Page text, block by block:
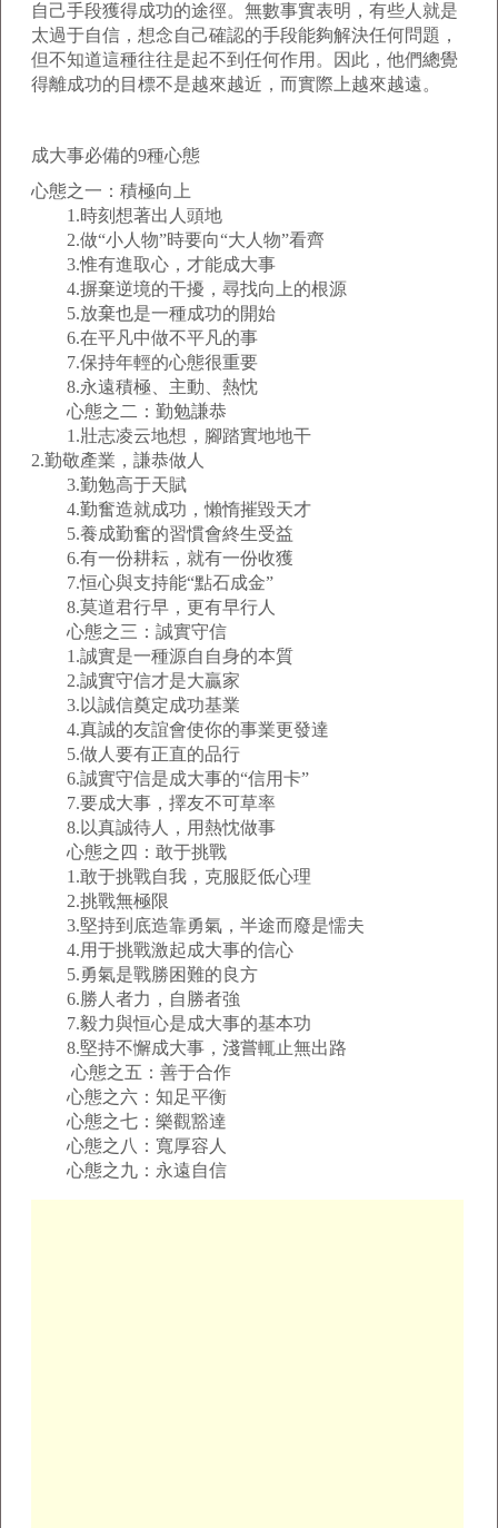
自己手段獲得成功的途徑。無數事實表明，有些人就是
太過于自信，想念自己確認的手段能夠解決任何問題，
但不知道這種往往是起不到任何作用。因此，他們總覺
得離成功的目標不是越來越近，而實際上越來越遠。
成大事必備的9種心態
心態之一：積極向上
1.時刻想著出人頭地
2.做“小人物”時要向“大人物”看齊
3.惟有進取心，才能成大事
4.摒棄逆境的干擾，尋找向上的根源
5.放棄也是一種成功的開始
6.在平凡中做不平凡的事
7.保持年輕的心態很重要
8.永遠積極、主動、熱忱
心態之二：勤勉謙恭
1.壯志凌云地想，腳踏實地地干
2.勤敬產業，謙恭做人
3.勤勉高于天賦
4.勤奮造就成功，懶惰摧毀天才
5.養成勤奮的習慣會終生受益
6.有一份耕耘，就有一份收獲
7.恒心與支持能“點石成金”
8.莫道君行早，更有早行人
心態之三：誠實守信
1.誠實是一種源自自身的本質
2.誠實守信才是大贏家
3.以誠信奠定成功基業
4.真誠的友誼會使你的事業更發達
5.做人要有正直的品行
6.誠實守信是成大事的“信用卡”
7.要成大事，擇友不可草率
8.以真誠待人，用熱忱做事
心態之四：敢于挑戰
1.敢于挑戰自我，克服貶低心理
2.挑戰無極限
3.堅持到底造靠勇氣，半途而廢是懦夫
4.用于挑戰激起成大事的信心
5.勇氣是戰勝困難的良方
6.勝人者力，自勝者強
7.毅力與恒心是成大事的基本功
8.堅持不懈成大事，淺嘗輒止無出路
心態之五：善于合作
心態之六：知足平衡
心態之七：樂觀豁達
心態之八：寬厚容人
心態之九：永遠自信